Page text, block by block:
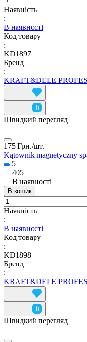
Наявність
:
В наявності
Код товару
:
KD1897
Бренд
:
KRAFT&DELE
Швидкий перегляд
175 Грн./шт.
Kątownik magnetyczny
5
405
В наявності
В кошик
Наявність
:
В наявності
Код товару
:
KD1898
Бренд
:
KRAFT&DELE
Швидкий перегляд